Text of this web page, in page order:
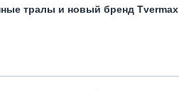
тралы и новый бренд Tvermax